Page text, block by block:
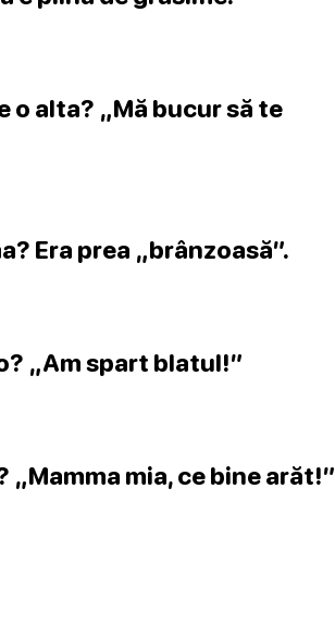
o alta? „Mă bucur să te
Era prea „brânzoasă”.
„Am spart blatul!”
„Mamma mia, ce bine arăt!”